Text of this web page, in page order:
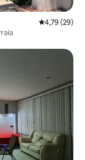
4,79 de uma
4,79 (29)